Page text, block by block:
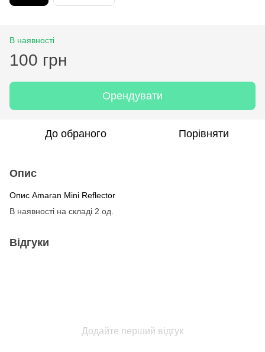
В наявності
100 грн
Орендувати
До обраного Порівняти
Опис
Опис Amaran Mini Reflector
В наявності на складі 2 од.
Відгуки
Додайте перший відгук